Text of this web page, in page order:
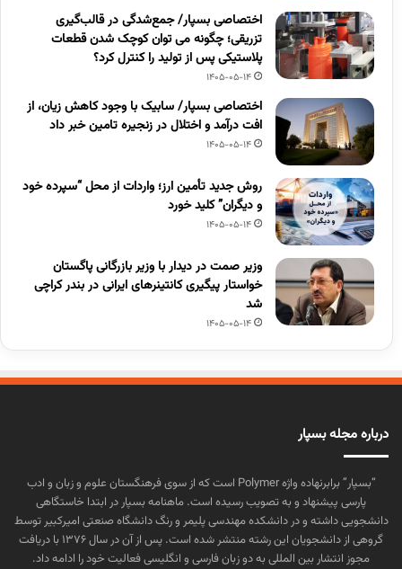
اختصاصی بسپار/ جمع‌شدگی در قالب‌گیری
تزریقی؛ چگونه می توان کوچک شدن قطعات
پلاستیکی پس از تولید را کنترل کرد؟
1405-05-14
اختصاصی بسپار/ سابیک با وجود کاهش زیان، از
افت درآمد و اختلال در زنجیره تامین خبر داد
1405-05-14
روش جدید تأمین ارز؛ واردات از محل “سپرده خود
و دیگران” کلید خورد
1405-05-14
وزیر صمت در دیدار با وزیر بازرگانی پاگستان
خواستار پیگیری کانتینرهای ایرانی در بندر کراچی
شد
1405-05-14
درباره مجله بسپار
“بسپار” برابرنهاده واژه Polymer است که از سوی فرهنگستان علوم و زبان و ادب
پارسی پیشنهاد و به تصویب رسیده است. ماهنامه بسپار در ابتدا خاستگاهی
دانشجویی داشته و در دانشکده مهندسی پلیمر و رنگ دانشگاه صنعتی امیرکبیر توسط
گروهی از دانشجویان این رشته منتشر شده است. پس از آن در سال ۱۳۷۶ با دریافت
مجوز انتشار بین المللی به دو زبان فارسی و انگلیسی فعالیت خود را ادامه داد.